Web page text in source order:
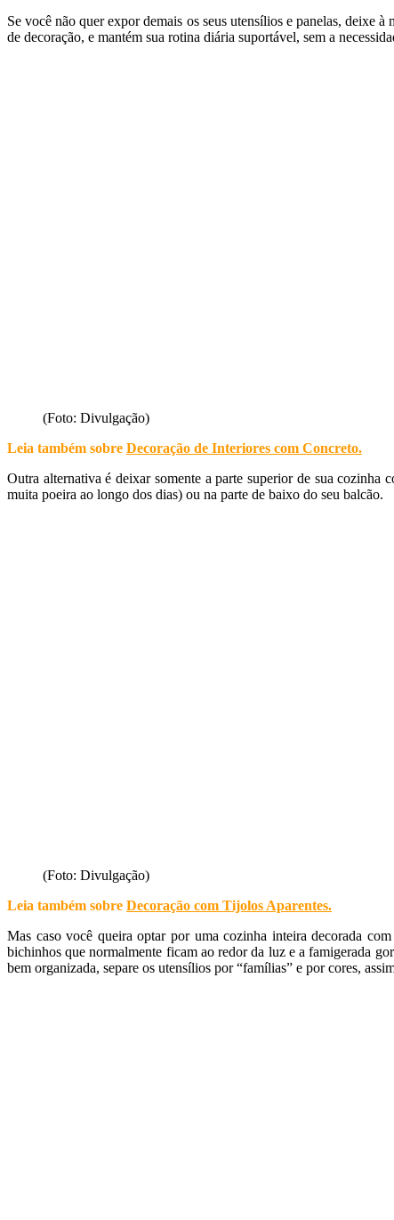
Se você não quer expor demais os seus utensílios e panelas, deixe
de decoração, e mantém sua rotina diária suportável, sem a
(Foto: Divulgação)
Leia também sobre Decoração de Interiores com Concreto.
Outra alternativa é deixar somente a parte superior de sua cozinha
muita poeira ao longo dos dias) ou na parte de baixo do seu balcão.
(Foto: Divulgação)
Leia também sobre Decoração com Tijolos Aparentes.
Mas caso você queira optar por uma cozinha inteira decorada
bichinhos que normalmente ficam ao redor da luz e a famigerada
bem organizada, separe os utensílios por “famílias” e por cores,